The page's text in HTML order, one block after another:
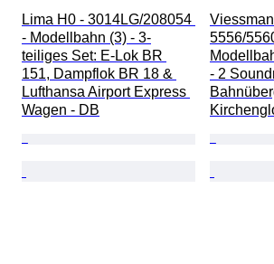
Lima H0 - 3014LG/208054
- Modellbahn (3) - 3-
teiliges Set: E-Lok BR
151, Dampflok BR 18 &
Lufthansa Airport Express
Wagen - DB
5556/
- 2